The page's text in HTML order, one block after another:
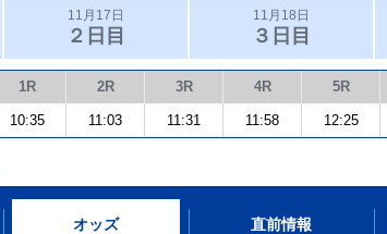
11月17日
２日目
11月18日
３日目
1R 2R 3R 4R 5R
10:35 11:03 11:31 11:58 12:25
オッズ 直前情報